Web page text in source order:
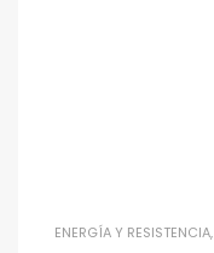
ENERGÍA Y RESISTENCIA,